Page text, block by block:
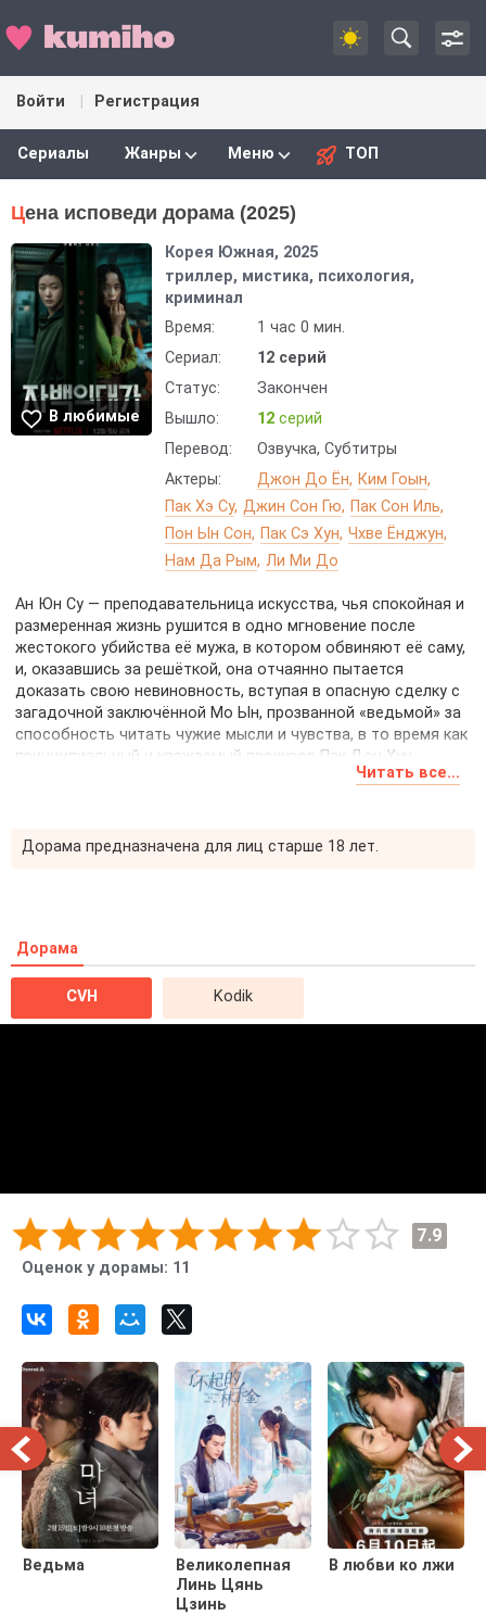
Войти Регистрация
Сериалы Жанры Меню ТОП
Цена исповеди дорама (2025)
В любимые
Корея Южная, 2025
триллер, мистика, психология,
криминал
Время:
1 час 0 мин.
Сериал:
12 серий
Статус:
Закончен
Вышло:
12серий
Перевод:
Озвучка, Субтитры
Актеры:
Джон До Ён
Ким Гоын
Пак Хэ Су Джин Сон Гю
Пак Сон Иль
Пон Ын Сон
Пак Сэ Хун Чхве Ёнджун
Нам Да Рым Ли Ми До
Ан Юн Су — преподавательница искусства, чья спокойная и
размеренная жизнь рушится в одно мгновение после
жестокого убийства её мужа, в котором обвиняют её саму,
и, оказавшись за решёткой, она отчаянно пытается
доказать свою невиновность, вступая в опасную сделку с
загадочной заключённой Мо Ын, прозванной «ведьмой» за
способность читать чужие мысли и чувства, в то время как
принципиальный и уважаемый прокурор Пэк Дон Хун
начинает распутывать их тайны, рискуя собственными
приближается к истине, чтобы спасти Ан Юн Су и раскрыть
Читать все...
Дорама предназначена для лиц старше 18 лет.
Дорама
CVH Kodik
7.9
Оценок у дорамы: 11
Ведьма
Великолепная
Линь Цянь
Цзинь
В любви ко лжи